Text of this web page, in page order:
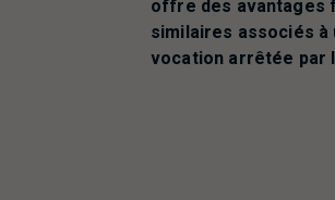
offre des avantages
similaires associés à
vocation arrêtée par